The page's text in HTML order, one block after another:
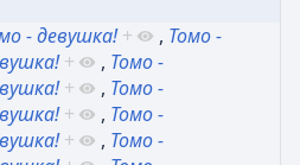
- девушка! + , Томо -
+ , Томо -
+ , Томо -
+ , Томо -
+ , Томо -